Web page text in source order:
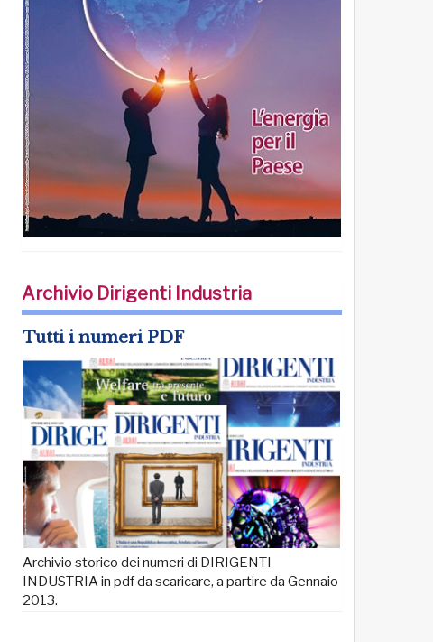
Archivio Dirigenti Industria
Tutti i numeri PDF
Archivio storico dei numeri di DIRIGENTI
INDUSTRIA in pdf da scaricare, a partire da Gennaio
2013.